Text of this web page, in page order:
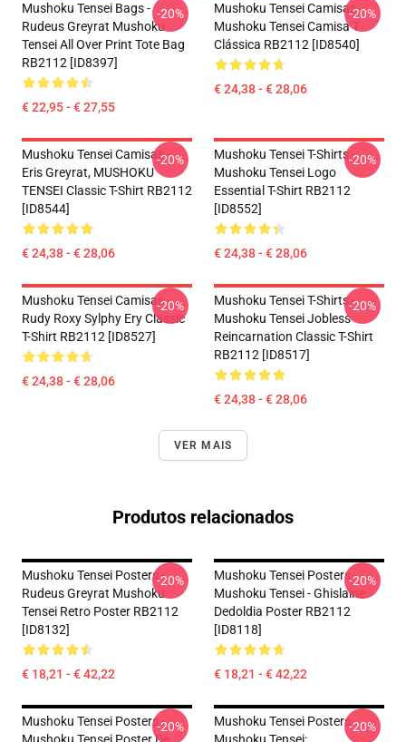
Mushoku Tensei Bags -
Rudeus Greyrat Mushoku
Tensei All Over Print Tote Bag
RB2112 [ID8397]
€ 22,95 - € 27,55
-20%
Mushoku Tensei Camisas...
Mushoku Tensei Camisa T
Clássica RB2112 [ID8540]
€ 24,38 - € 28,06
-20%
Mushoku Tensei Camisas -
Eris Greyrat, MUSHOKU
TENSEI Classic T-Shirt RB2112
[ID8544]
€ 24,38 - € 28,06
-20%
Mushoku Tensei T-Shirts -
Mushoku Tensei Logo
Essential T-Shirt RB2112
[ID8552]
€ 24,38 - € 28,06
-20%
Mushoku Tensei Camisas -
Rudy Roxy Sylphy Ery Classic
T-Shirt RB2112 [ID8527]
€ 24,38 - € 28,06
-20%
Mushoku Tensei T-Shirts -
Mushoku Tensei Jobless
Reincarnation Classic T-Shirt
RB2112 [ID8517]
€ 24,38 - € 28,06
-20%
VER MAIS
Produtos relacionados
Mushoku Tensei Posters -
Rudeus Greyrat Mushoku
Tensei Retro Poster RB2112
[ID8132]
€ 18,21 - € 42,22
-20%
Mushoku Tensei Posters -
Mushoku Tensei - Ghislaine
Dedoldia Poster RB2112
[ID8118]
€ 18,21 - € 42,22
-20%
Mushoku Tensei Posters --20%
Mushoku Tensei Posters --20%